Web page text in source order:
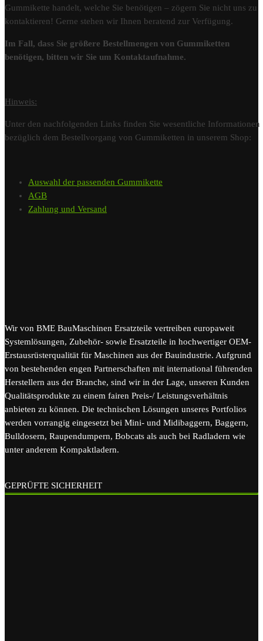
Gummikette handelt, welche Sie benötigen – zögern Sie nicht uns zu
kontaktieren! Gerne stehen wir Ihnen beratend zur Verfügung.
Im Fall, dass Sie größere Bestellmengen von Gummiketten
benötigen, bitten wir Sie um Kontaktaufnahme.
Hinweis:
Unter den nachfolgenden Links finden Sie wesentliche Informationen
bezüglich dem Bestellvorgang von Gummiketten in unserem Shop:
Auswahl der passenden Gummikette
AGB
Zahlung und Versand
Wir von BME BauMaschinen Ersatzteile vertreiben europaweit
Systemlösungen, Zubehör- sowie Ersatzteile in hochwertiger OEM-
Erstausrüsterqualität für Maschinen aus der Bauindustrie. Aufgrund
von bestehenden engen Partnerschaften mit international führenden
Herstellern aus der Branche, sind wir in der Lage, unseren Kunden
Qualitätsprodukte zu einem fairen Preis-/ Leistungsverhältnis
anbieten zu können. Die technischen Lösungen unseres Portfolios
werden vorrangig eingesetzt bei Mini- und Midibaggern, Baggern,
Bulldosern, Raupendumpern, Bobcats als auch bei Radladern wie
unter anderem Kompaktladern.
GEPRÜFTE SICHERHEIT